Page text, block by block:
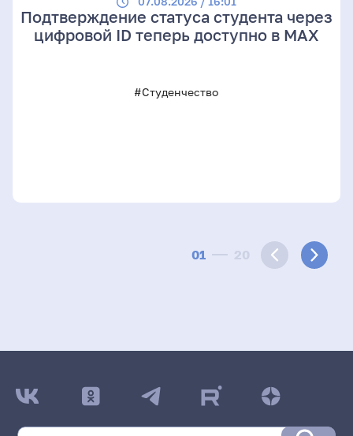
01 20
Подтверждение статуса студента через
цифровой ID теперь доступно в МАХ
#Студенчество